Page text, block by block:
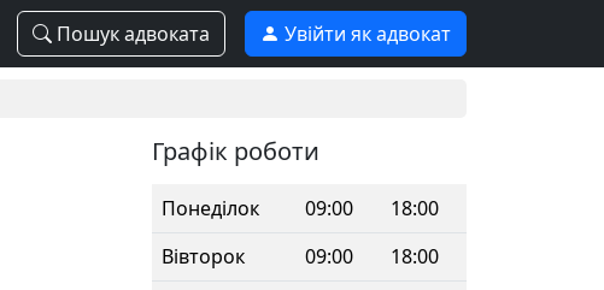
Пошук адвоката Увійти як адвокат
Графік роботи
Понеділок 09:00
18:00
Вівторок
09:00
18:00